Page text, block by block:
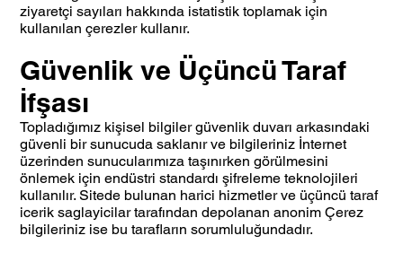
ziyaretçi sayıları hakkında istatistik toplamak için
kullanılan çerezler kullanır.
Güvenlik ve Üçüncü Taraf
İfşası
Topladığımız kişisel bilgiler güvenlik duvarı arkasındaki
güvenli bir sunucuda saklanır ve bilgileriniz İnternet
üzerinden sunucularımıza taşınırken görülmesini
önlemek için endüstri standardı şifreleme teknolojileri
kullanılır. Sitede bulunan harici hizmetler ve üçüncü taraf
icerik saglayicilar tarafından depolanan anonim Çerez
bilgileriniz ise bu tarafların sorumluluğundadır.